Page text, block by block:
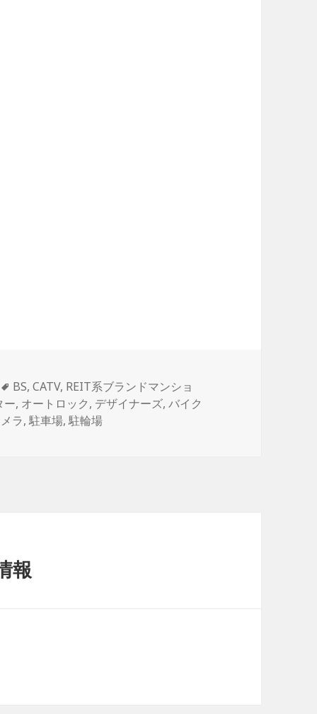
タ
グ
BS,CATV, REIT系ブランドマンショ
ー, オートロック, デザイナーズ,バイク
ラ,駐車場,駐輪場
報